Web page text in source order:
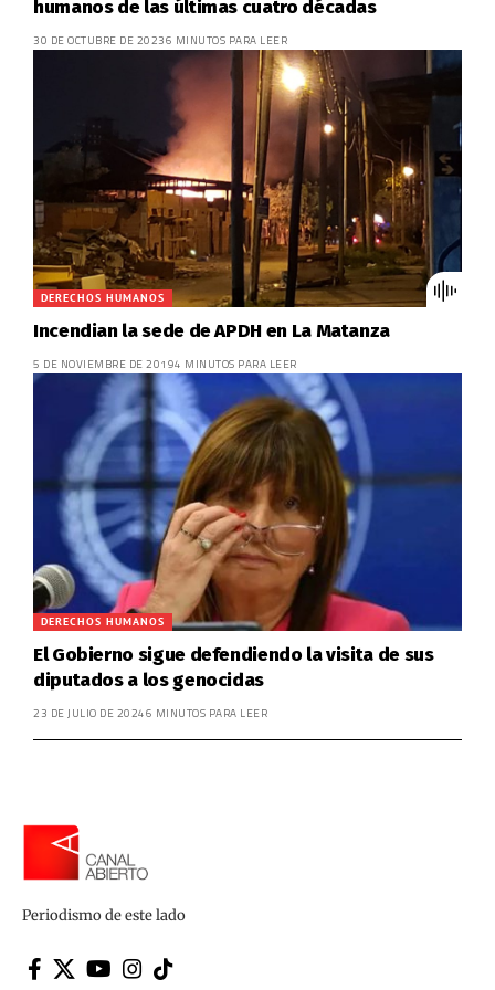
humanos de las últimas cuatro décadas
30 DE OCTUBRE DE 20236 MINUTOS PARA LEER
DERECHOS HUMANOS
Incendian la sede de APDH en La Matanza
5 DE NOVIEMBRE DE 20194 MINUTOS PARA LEER
DERECHOS HUMANOS
El Gobierno sigue defendiendo la visita de sus
diputados a los genocidas
23 DE JULIO DE 20246 MINUTOS PARA LEER
Periodismo de este lado